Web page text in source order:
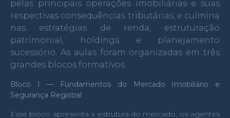
pelas principais operações imobiliárias e suas
respectivas consequências tributárias, e culmina
nas estratégias de renda, estruturação
patrimonial, holdings e planejamento
sucessório. As aulas foram organizadas em três
grandes blocos formativos.
Bloco I — Fundamentos do Mercado Imobiliário e
Segurança Registral
Esse bloco apresenta a estrutura do mercado, os agentes